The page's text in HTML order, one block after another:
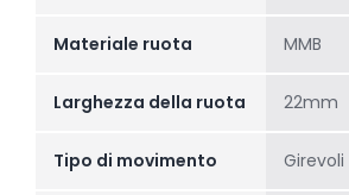
Materiale ruota MMB
Larghezza della ruota 22mm
Tipo di movimento Girevoli